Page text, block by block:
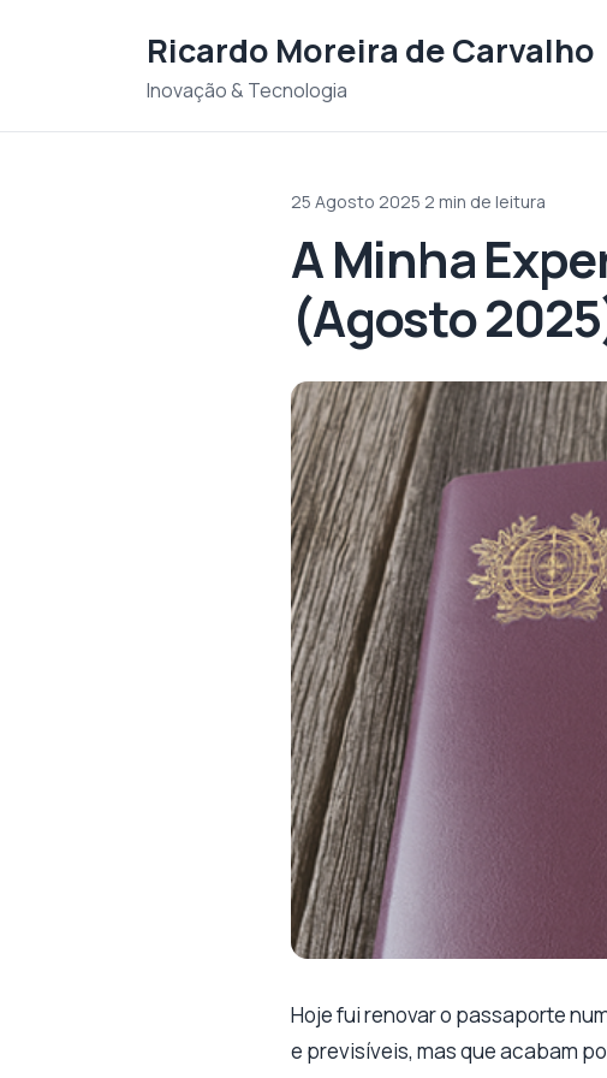
Ricardo Moreira de Carvalho
Inovação & Tecnologia
25 Agosto 2025 2 min de leitura
A Minha
(Agosto
Hoje fui renovar o passaporte
e previsíveis, mas que acabam